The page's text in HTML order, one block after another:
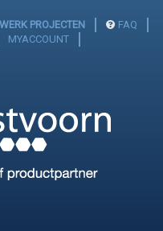
PROJECTEN
FAQ
MYACCOUNT